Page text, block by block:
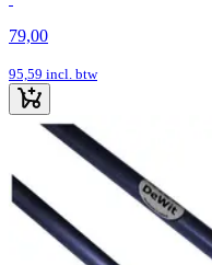
79,00
95,59 incl. btw